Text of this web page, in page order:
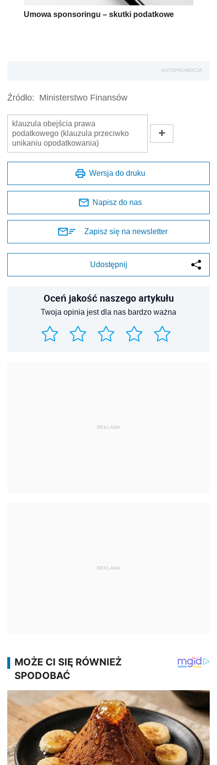
Umowa sponsoringu – skutki podatkowe
AUTOPROMOCJA
Źródło: Ministerstwo Finansów
klauzula obejścia prawa
podatkowego (klauzula przeciwko
unikaniu opodatkowania)
Wersja do druku
Napisz do nas
Zapisz się na newsletter
Udostępnij
Oceń jakość naszego artykułu
Twoja opinia jest dla nas bardzo ważna
REKLAMA
REKLAMA